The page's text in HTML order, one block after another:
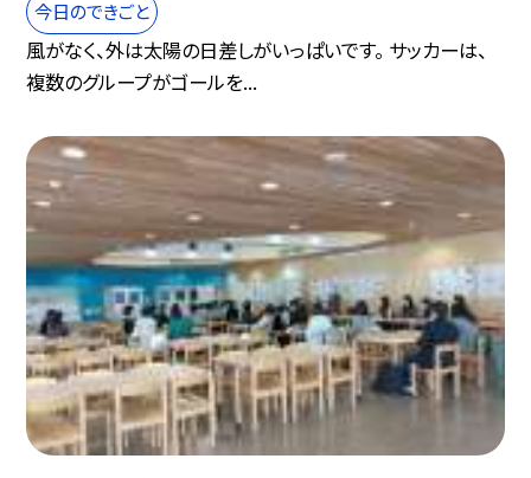
今日のできごと
風がなく、外は太陽の日差しがいっぱいです。 サッカーは、
複数のグループがゴールを...